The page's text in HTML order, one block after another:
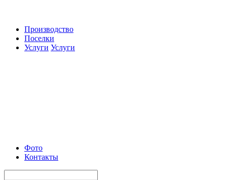
Производство
Поселки
Услуги Услуги
Фото
Контакты